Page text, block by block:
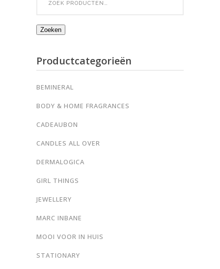
Zoeken
Productcategorieën
BEMINERAL
BODY & HOME FRAGRANCES
CADEAUBON
CANDLES ALL OVER
DERMALOGICA
GIRL THINGS
JEWELLERY
MARC INBANE
MOOI VOOR IN HUIS
STATIONARY